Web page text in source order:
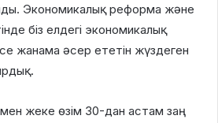
Экономикалық реформа және
біз елдегі экономикалық
жанама әсер ететін жүздеген
жеке өзім 30-дан астам заң